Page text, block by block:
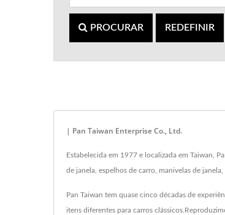
PROCURAR REDEFINIR
| Pan Taiwan Enterprise Co., Ltd.
Estabelecida em 1977 e localizada em Taiwan,
de janela, espelhos de carro, manivelas de
Pan Taiwan tem quase cinco décadas de
itens diferentes para carros